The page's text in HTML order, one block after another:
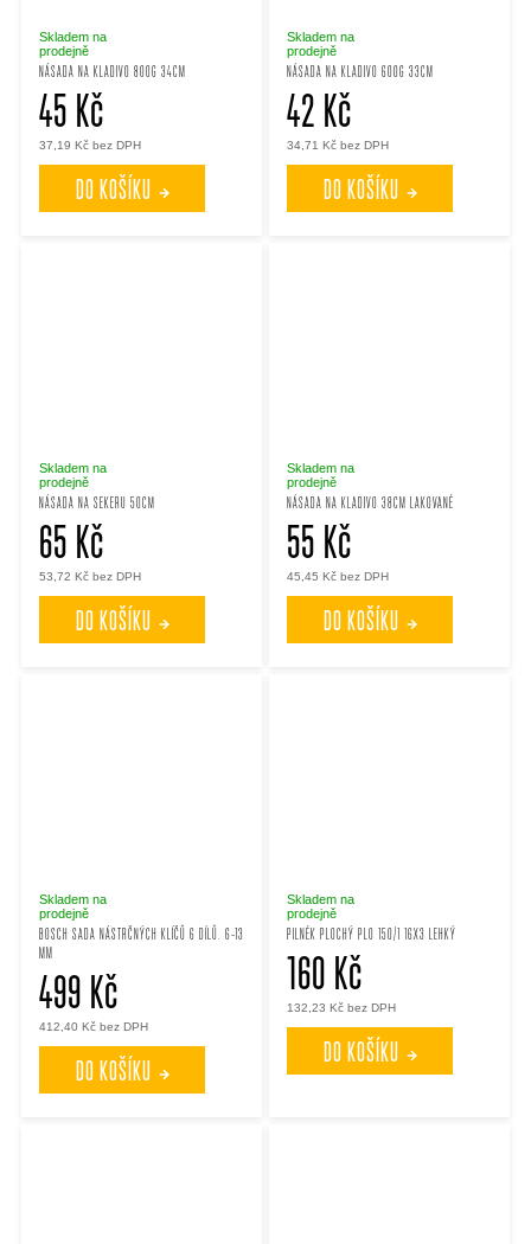
NÁSADA NA KLADIVO 800G 34CM
Skladem na
prodejně
37,19 Kč bez DPH
45 Kč
DO KOŠÍKU
NÁSADA NA KLADIVO 600G 33CM
Skladem na
prodejně
34,71 Kč bez DPH
42 Kč
DO KOŠÍKU
NÁSADA NA SEKERU 50CM
Skladem na
prodejně
53,72 Kč bez DPH
65 Kč
DO KOŠÍKU
NÁSADA NA KLADIVO 38CM LAKOVANÉ
Skladem na
prodejně
45,45 Kč bez DPH
55 Kč
DO KOŠÍKU
BOSCH SADA NÁSTRČNÝCH KLÍČŮ 6 DÍLŮ. 6-13
MM
Skladem na
prodejně
412,40 Kč bez DPH
499 Kč
DO KOŠÍKU
PILNÉK PLOCHÝ PLO 150/1 16X3 LEHKÝ
Skladem na
prodejně
132,23 Kč bez DPH
160 Kč
DO KOŠÍKU